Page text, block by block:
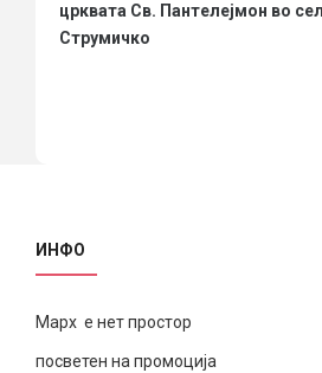
црквата Св. Пантелејмон во
Струмичко
ИНФО
Марх е нет простор
посветен на промоција